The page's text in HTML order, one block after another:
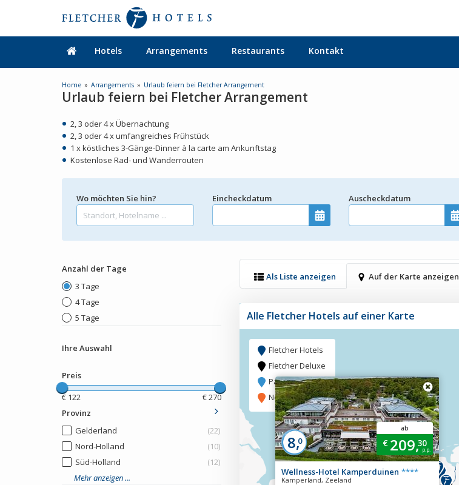
Hotels Arrangements Restaurants Kontakt
Home Arrangements Urlaub feiern bei Fletcher Arrangement
Urlaub feiern bei Fletcher Arrangement
2, 3 oder 4 x Übernachtung
2, 3 oder 4 x umfangreiches Frühstück
1 x köstliches 3-Gänge-Dinner à la carte am Ankunftstag
Kostenlose Rad- und Wanderrouten
Wo möchten Sie hin? Eincheckdatum Auscheckdatum
Anzahl der Tage
3 Tage
4 Tage
5 Tage
Ihre Auswahl
Preis
€ 122 €270
Provinz
Gelderland
(22)
Nord-Holland
(10)
Süd-Holland
(12)
Mehr anzeigen ...
Als Liste anzeigen Auf der Karte anzeigen
Alle Fletcher Hotels auf einer Karte
8,0
ab
€ 209,30
p.p.
Wellness-Hotel Kamperduinen ****
Kamperland, Zeeland
Fletcher Hotels
Fletcher Deluxe
Partnerhotels
Neues Hotel